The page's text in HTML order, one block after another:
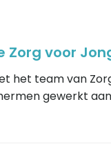
Zorg voor
het team van
gewerkt